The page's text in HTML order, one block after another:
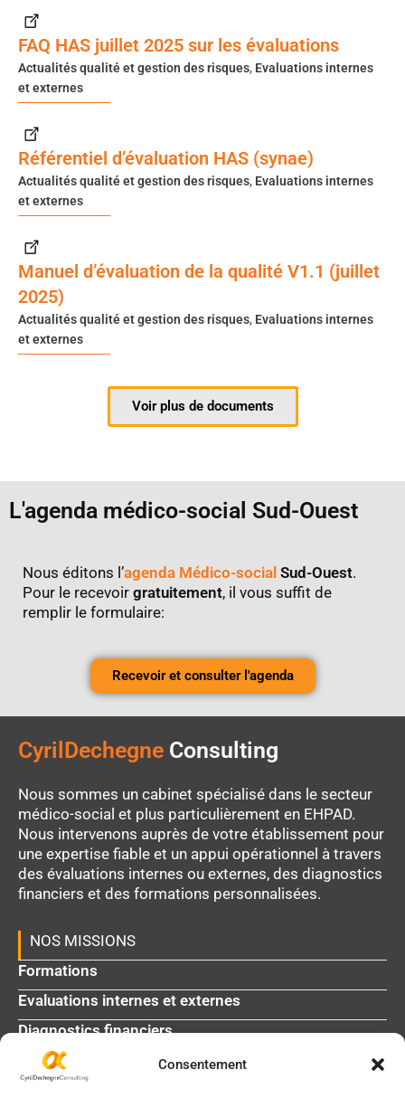
Consentement
FAQ HAS juillet 2025 sur les évaluations
Actualités qualité et gestion des risques, Evaluations internes
et externes
Référentiel d’évaluation HAS (synae)
Actualités qualité et gestion des risques, Evaluations internes
et externes
Manuel d’évaluation de la qualité V1.1 (juillet
2025)
Actualités qualité et gestion des risques, Evaluations internes
et externes
Voir plus de documents
L'agenda médico-social Sud-Ouest
Nous éditons l’agenda Médico-social Sud-Ouest.
Pour le recevoir gratuitement, il vous suffit de
remplir le formulaire:
Recevoir et consulter l'agenda
CyrilDechegne Consulting
Nous sommes un cabinet spécialisé dans le secteur
médico-social et plus particulièrement en EHPAD.
Nous intervenons auprès de votre établissement pour
une expertise fiable et un appui opérationnel à travers
des évaluations internes ou externes, des diagnostics
financiers et des formations personnalisées.
NOS MISSIONS
Formations
Evaluations internes et externes
Diagnostics financiers
L'agenda médico-social